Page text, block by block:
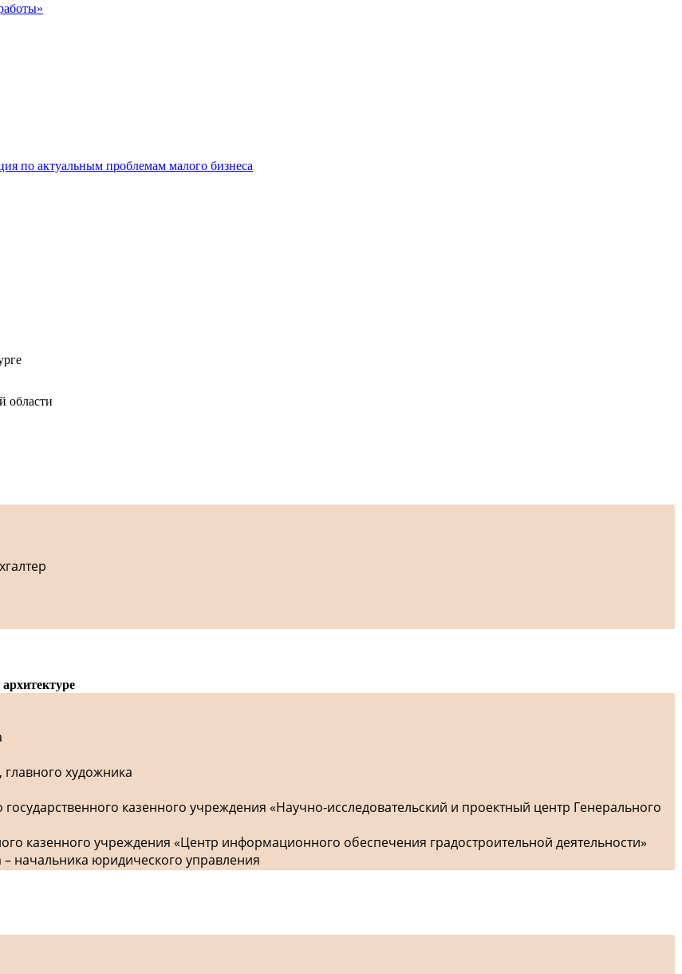
по актуальным проблемам малого бизнеса
области
главного художника
государственного казенного учреждения «Научно-исследовательский и проектный центр Генерального
казенного учреждения «Центр информационного обеспечения градостроительной деятельности»
начальника юридического управления